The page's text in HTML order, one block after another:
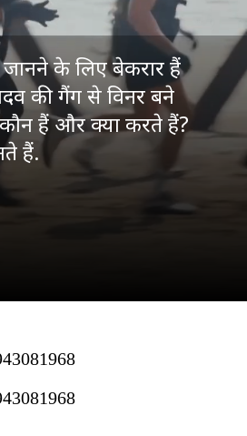
के लिए बेकरार हैं
की गैंग से विनर बने
हैं और क्या करते हैं?
हैं.